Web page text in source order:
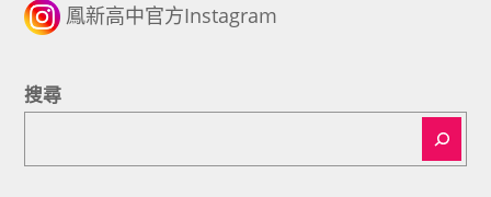
鳳新高中官方Instagram
搜尋